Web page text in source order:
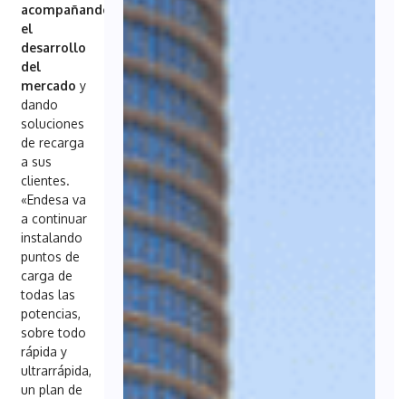
acompañando
el
desarrollo
del
mercado y
dando
soluciones
de recarga
a sus
clientes.
«Endesa va
a continuar
instalando
puntos de
carga de
todas las
potencias,
sobre todo
rápida y
ultrarrápida,
un plan de